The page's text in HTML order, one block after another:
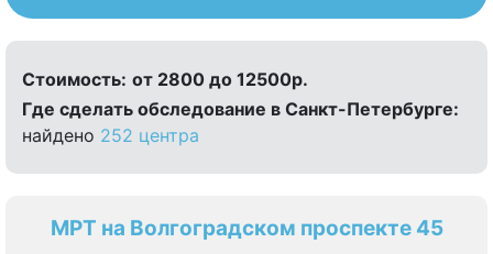
Стоимость: от 2800 до 12500р.
Где сделать обследование в Санкт-Петербурге:
найдено 252 центра
МРТ на Волгоградском проспекте 45